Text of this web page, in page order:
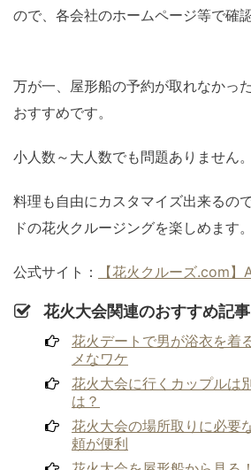
ので、各会社のホームページ等で確
万が一、屋形船の予約が取れなかっ
おすすめです。
小人数～大人数でも問題ありません。
料理も自由にカスタマイズ出来るの
ドの花火クルージングを楽しめます。
公式サイト： 【花火クルーズ.com
花火大会関連のおすすめ記事
花火デートで男が浴衣を着
メなワケ
花火大会に行くカップルは
は？
花火大会の場所取りに必要
頼が便利